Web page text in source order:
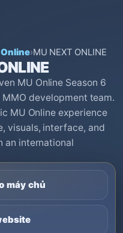
›MU NEXT ONLINE
MU Online Season 6
development team.
MU Online experience
visuals, interface, and
an international
máy chủ